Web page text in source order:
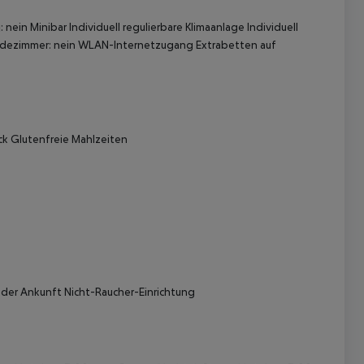
Minibar Individuell regulierbare Klimaanlage Individuell
nein WLAN-Internetzugang Extrabetten auf
Glutenfreie Mahlzeiten
Ankunft Nicht-Raucher-Einrichtung